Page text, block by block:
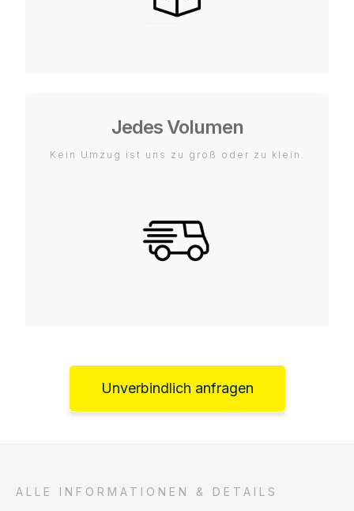
Jedes Volumen
Kein Umzug ist uns zu groß oder zu klein.
Unverbindlich anfragen
ALLE INFORMATIONEN & DETAILS